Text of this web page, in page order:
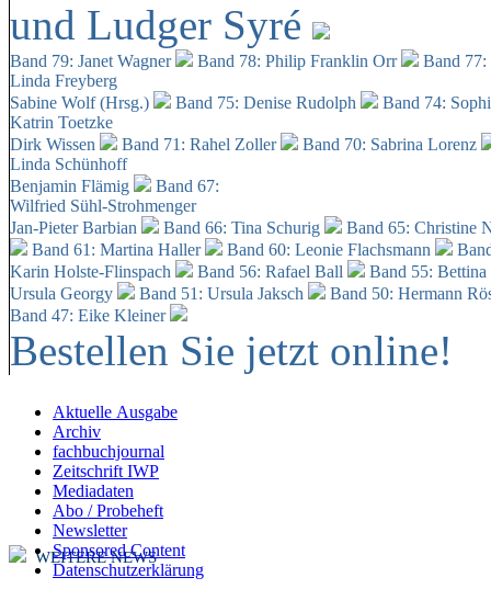
und Ludger Syré
Band 79: Janet Wagner Band 78: Philip Franklin Orr
Band
Linda Freyberg
Sabine Wolf (Hrsg.)
Band 75: Denise Rudolph
Band 74:
Katrin Toetzke
Dirk Wissen
Band 71: Rahel Zoller
Band 70: Sabrina Lorenz
Linda Schünhoff
Benjamin Flämig
Band 67:
Wilfried Sühl-Strohmenger
Jan-Pieter Barbian
Band 66: Tina Schurig
Band 65: Christine
Band 61: Martina Haller
Band 60: Leonie Flachsmann
Karin Holste-Flinspach
Band 56: Rafael Ball
Band 55:
Ursula Georgy
Band 51: Ursula Jaksch Band 50: Hermann
Band 47: Eike Kleiner
Bestellen Sie jetzt online!
Aktuelle Ausgabe
Archiv
fachbuchjournal
Zeitschrift IWP
Mediadaten
Abo / Probeheft
Newsletter
Sponsored Content
Datenschutzerklärung
WEITERE NEWS